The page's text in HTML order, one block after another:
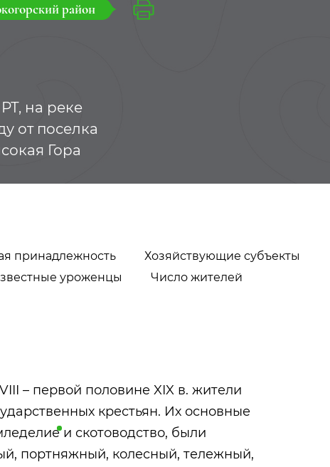
район
на реке
от поселка
Гора
принадлежность
Хозяйствующие субъекты
уроженцы Число жителей
– первой половине XIX в. жители
крестьян. Их основные
и скотоводство, были
портняжный, колесный, тележный,